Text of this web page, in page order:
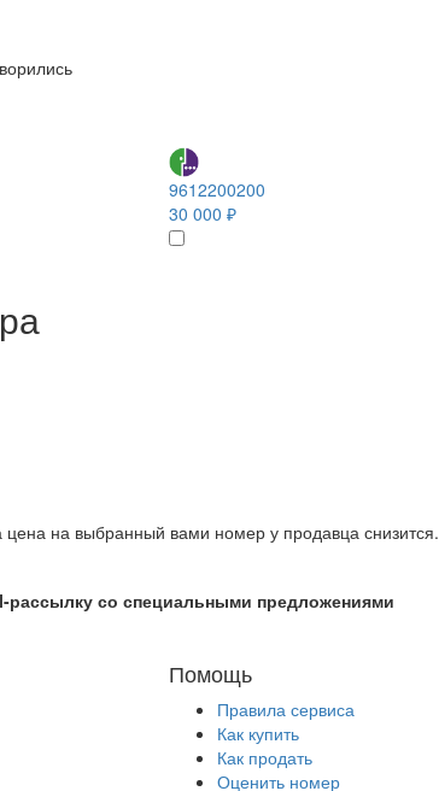
9612200200
30 000 ₽
на выбранный вами номер у продавца снизится.
рассылку со специальными предложениями
Помощь
Правила сервиса
Как купить
Как продать
Оценить номер